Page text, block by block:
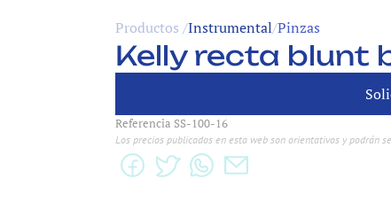
Productos /Instrumental/Pinzas
Kelly recta blunt
Referencia SS-100-16
Los precios publicados en esta web son orientativos y podrán